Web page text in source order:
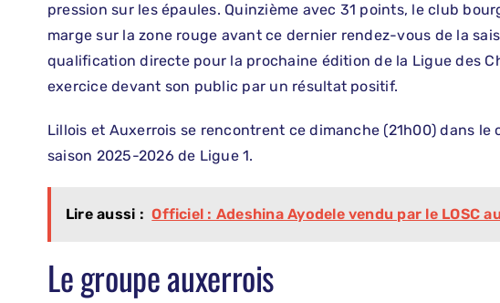
pression sur les épaules. Quinzième avec 31 points, le club
marge sur la zone rouge avant ce dernier rendez-vous de la
qualification directe pour la prochaine édition de la Ligue des
exercice devant son public par un résultat positif.
Lillois et Auxerrois se rencontrent ce dimanche (21h00) dans
saison 2025-2026 de Ligue 1.
Lire aussi : Officiel : Adeshina Ayodele vendu par le LOSC
Le groupe auxerrois